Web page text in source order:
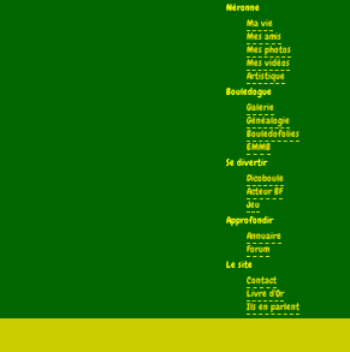
Néronne
Ma vie
Mes amis
Mes photos
Mes vidéos
Artistique
Bouledogue
Galerie
Généalogie
Bouledofolies
EMMB
Se divertir
Dicoboule
Acteur BF
Jeu
Approfondir
Annuaire
Forum
Le site
Contact
Livre d'Or
Ils en parlent